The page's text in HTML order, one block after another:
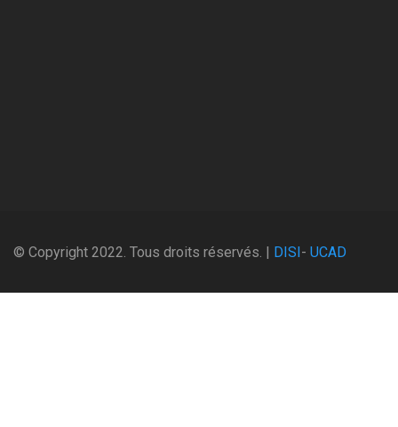
© Copyright 2022. Tous droits réservés. | DISI- UCAD